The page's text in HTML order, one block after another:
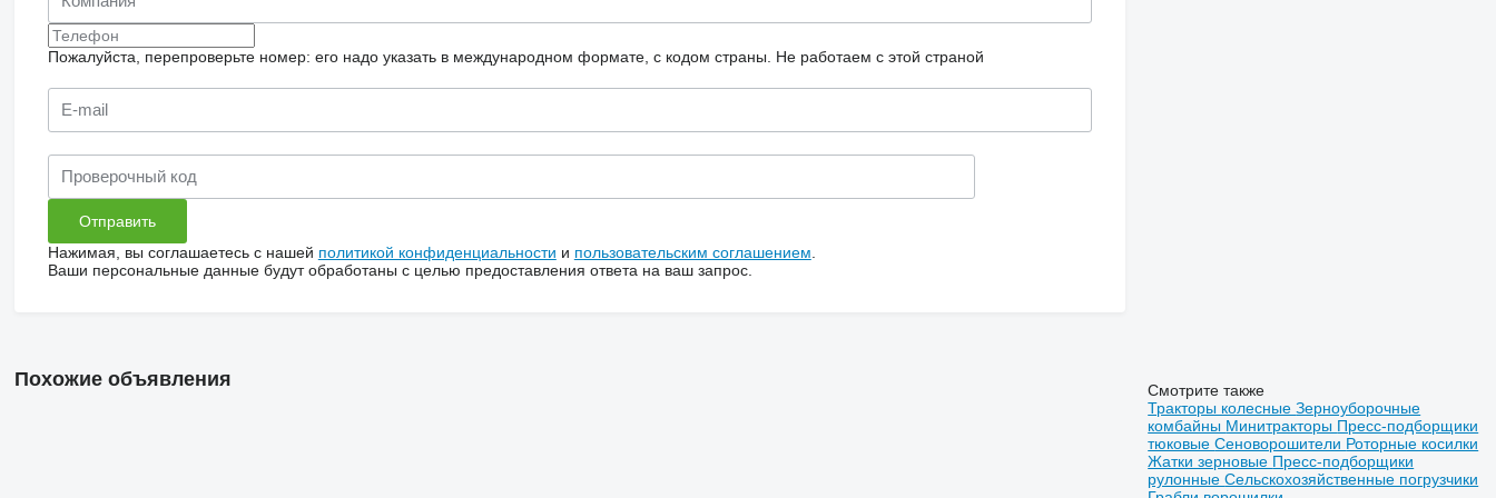
Пожалуйста, перепроверьте номер: его надо указать в международном формате, с кодом страны. Не работаем с этой страной
Нажимая, вы соглашаетесь с нашей политикой конфиденциальности и пользовательским соглашением
Ваши персональные данные будут обработаны с целью предоставления ответа на ваш запрос.
Похожие объявления
Смотрите также
Тракторы колесныеЗерноуборочные
комбайны Минитракторы Пресс-подборщики
тюковыеСеноворошители Роторные косилки
Жатки зерновые Пресс-подборщики
рулонныеСельскохозяйственные погрузчики